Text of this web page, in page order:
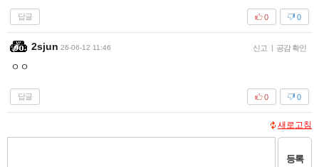
답글 0
0
2sjun 26-06-12 11:46 신고 | 공감 확인
ㅇㅇ
답글 0
0
새로고침
등록